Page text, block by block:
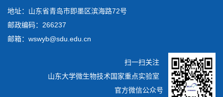
地址：山东省青岛市即墨区滨海路72号
邮政编码：266237
邮箱：wswyb@sdu.edu.cn
扫一扫关注
山东大学微生物技术国家重点实验室
官方微信公众号